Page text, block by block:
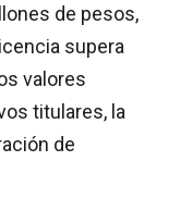
de pesos,
supera
valores
titulares, la
de